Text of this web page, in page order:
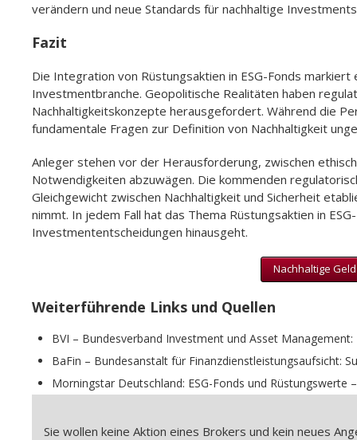
verändern und neue Standards für nachhaltige
Fazit
Die Integration von Rüstungsaktien in ESG-Fonds
Investmentbranche. Geopolitische Realitäten haben
Nachhaltigkeitskonzepte herausgefordert. Während die
fundamentale Fragen zur Definition von Nachhaltigkeit
Anleger stehen vor der Herausforderung, zwischen
Notwendigkeiten abzuwägen. Die kommenden
Gleichgewicht zwischen Nachhaltigkeit und Sicherheit
nimmt. In jedem Fall hat das Thema Rüstungsaktien in
Investmententscheidungen hinausgeht.
Nachhaltige
Weiterführende Links und Quellen
BVI – Bundesverband Investment und Asset Management:
BaFin – Bundesanstalt für Finanzdienstleistungsaufsicht:
Morningstar Deutschland: ESG-Fonds und Rüstungswerte
Sie wollen keine Aktion eines Brokers und kein neues